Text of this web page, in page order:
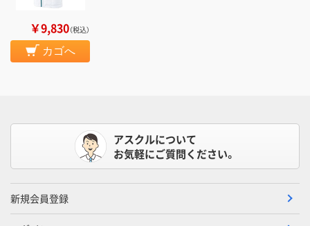
￥9,830（税込）
カゴへ
アスクルについて
お気軽にご質問ください。
新規会員登録